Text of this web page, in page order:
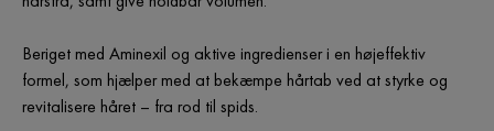
Beriget med Aminexil og aktive ingredienser i en højeffektiv
formel, som hjælper med at bekæmpe hårtab ved at styrke og
revitalisere håret – fra rod til spids.